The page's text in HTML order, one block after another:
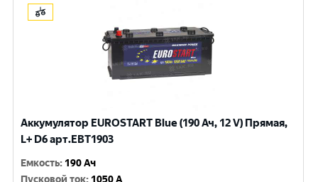
Аккумулятор EUROSTART Blue (190 Ач, 12 V) Прямая,
L+ D6 арт.EBT1903
Емкость: 190 Ач
Пусковой ток: 1050 A